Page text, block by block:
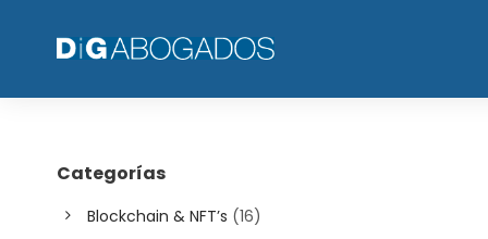
Categorías
Blockchain & NFT’s (16)